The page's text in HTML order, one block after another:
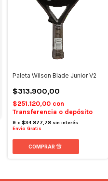
Paleta Wilson Blade Junior V2
$313.900,00
$251.120,00 con
Transferencia o depósito
9 x$34.877,78 sin interés
Envío Gratis